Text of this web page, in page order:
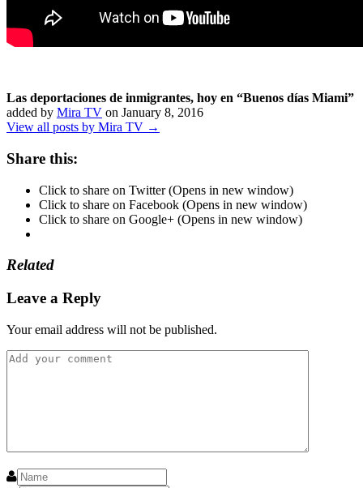
Las deportaciones de inmigrantes, hoy en “Buenos días Miami”
added by Mira TV on January 8, 2016
View all posts by Mira TV →
Share this:
Click to share on Twitter (Opens in new window)
Click to share on Facebook (Opens in new window)
Click to share on Google+ (Opens in new window)
Related
Leave a Reply
Your email address will not be published.